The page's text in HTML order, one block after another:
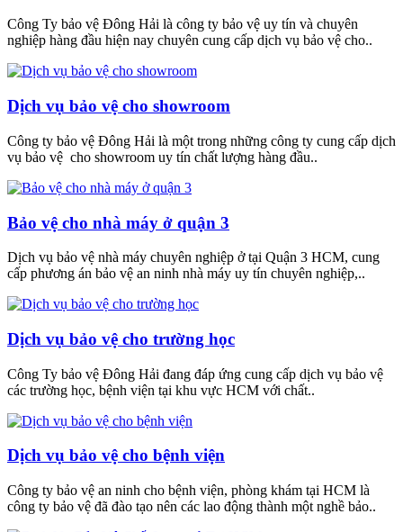
Công Ty bảo vệ Đông Hải là công ty bảo vệ uy tín và chuyên
nghiệp hàng đầu hiện nay chuyên cung cấp dịch vụ bảo vệ cho..
Dịch vụ bảo vệ cho showroom
Công ty bảo vệ Đông Hải là một trong những công ty cung cấp dịch
vụ bảo vệ cho showroom uy tín chất lượng hàng đầu..
Bảo vệ cho nhà máy ở quận 3
Dịch vụ bảo vệ nhà máy chuyên nghiệp ở tại Quận 3 HCM, cung
cấp phương án bảo vệ an ninh nhà máy uy tín chuyên nghiệp,..
Dịch vụ bảo vệ cho trường học
Công Ty bảo vệ Đông Hải đang đáp ứng cung cấp dịch vụ bảo vệ
các trường học, bệnh viện tại khu vực HCM với chất..
Dịch vụ bảo vệ cho bệnh viện
Công ty bảo vệ an ninh cho bệnh viện, phòng khám tại HCM là
công ty bảo vệ đã đào tạo nên các lao động thành một nghề bảo..